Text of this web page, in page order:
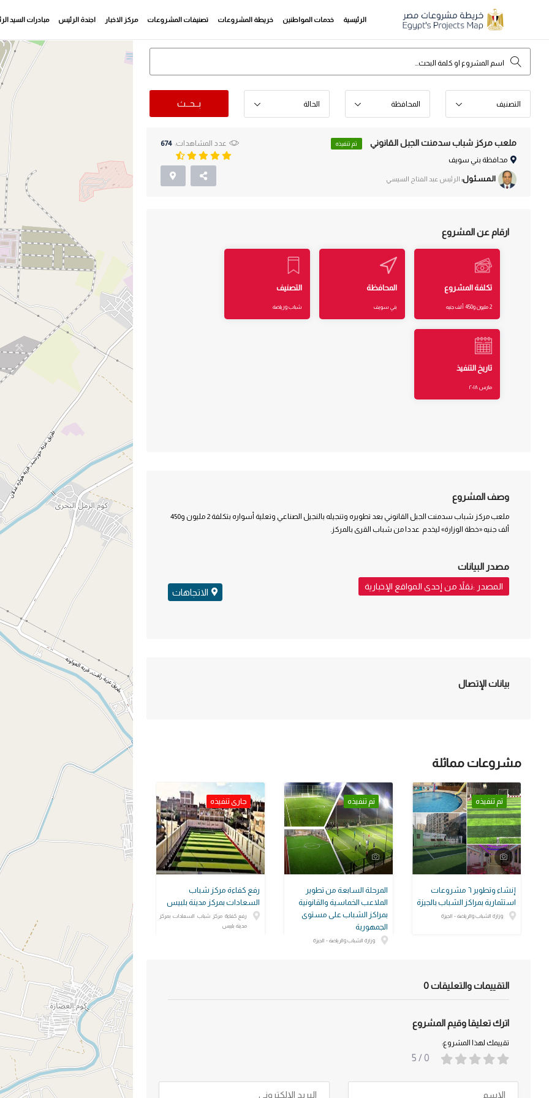
الرئيسية خدمات المواطنين خريطة المشروعات تصنيفات المشروعات مركز الاخبار اجندة الرئيس مبادرات السيد
التصنيف المحافظة الحالة بــحــث
ملعب مركز شباب سدمنت الجبل القانوني تم تنفيذه
محافظة بني سويف
الـمـسـئـول: الرئيس عبد الفتاح السيسي
عدد المشاهدات: 674
ارقام عن المشروع
تكلفة المشروع
2 مليون و450 ألف جنيه
المحافظة
بني سويف
التصنيف
شباب ورياضة
تاريخ التنفيذ
مارس ٢٠١٨
وصف المشروع
ملعب مركز شباب سدمنت الجبل القانوني بعد تطويره وتنجيله بالنجيل الصناعي وتعلية أسواره بتكلفة 2 مليون و450
ألف جنيه «خطة الوزارة» ليخدم عددا من شباب القرى بالمركز.
مصدر البيانات
المصدر :نقلاً من إحدى المواقع الإخبارية
الاتجاهات
بيانات الإتصال
مشروعات مماثلة
جارى تنفيذه
رفع كفاءة مركز شباب
السعادات بمركز مدينة بلبيس
رفع كفاءة مركز شباب السعادات بمركز
مدينة بلبيس
تم تنفيذه
المرحلة السابعة من تطوير
الملاعب الخماسية والقانونية
بمراكز الشباب على مستوى
الجمهورية
وزارة الشباب والرياضة - الجيزة
تم تنفيذه
إنشاء وتطوير ٦ مشروعات
استثمارية بمراكز الشباب بالجيزة
وزارة الشباب والرياضة - الجيزة
التقييمات والتعليقات0
اترك تعليقا وقيم المشروع
تقييمك لهذا المشروع:
0
/ 5